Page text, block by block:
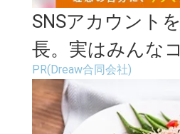
SNSアカウント
長。実はみんな
ます。
PR(Dreaw合同会社)